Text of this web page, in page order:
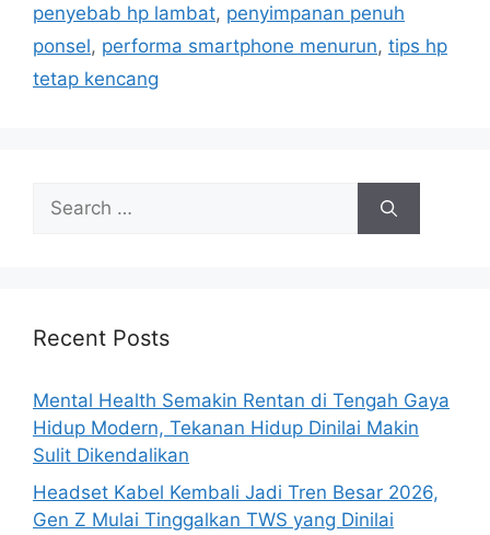
o
r
i
e
s
penyebab hp lambat, penyimpanan penuh
ponsel, performa smartphone menurun, tips hp
tetap kencang
h
r
:
Recent Posts
Mental Health Semakin Rentan di Tengah Gaya
Hidup Modern, Tekanan Hidup Dinilai Makin
Sulit Dikendalikan
Headset Kabel Kembali Jadi Tren Besar 2026,
Gen Z Mulai Tinggalkan TWS yang Dinilai